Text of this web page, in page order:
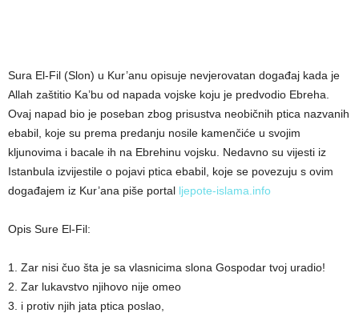
Sura El-Fil (Slon) u Kur’anu opisuje nevjerovatan događaj kada je
Allah zaštitio Ka’bu od napada vojske koju je predvodio Ebreha.
Ovaj napad bio je poseban zbog prisustva neobičnih ptica nazvanih
ebabil, koje su prema predanju nosile kamenčiće u svojim
kljunovima i bacale ih na Ebrehinu vojsku. Nedavno su vijesti iz
Istanbula izvijestile o pojavi ptica ebabil, koje se povezuju s ovim
događajem iz Kur’ana piše portal ljepote-islama.info
Opis Sure El-Fil:
1. Zar nisi čuo šta je sa vlasnicima slona Gospodar tvoj uradio!
2. Zar lukavstvo njihovo nije omeo
3. i protiv njih jata ptica poslao,